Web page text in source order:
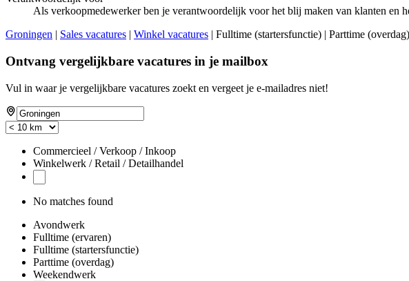
Als verkoopmedewerker ben je verantwoordelijk voor het blij maken van klanten en
Groningen | Sales vacatures | Winkel vacatures | Fulltime (startersfunctie) | Parttime
Ontvang vergelijkbare vacatures in je mailbox
Vul in waar je vergelijkbare vacatures zoekt en vergeet je e-mailadres niet!
Commercieel / Verkoop / Inkoop
Winkelwerk / Retail / Detailhandel
No matches found
Avondwerk
Fulltime (ervaren)
Fulltime (startersfunctie)
Parttime (overdag)
Weekendwerk